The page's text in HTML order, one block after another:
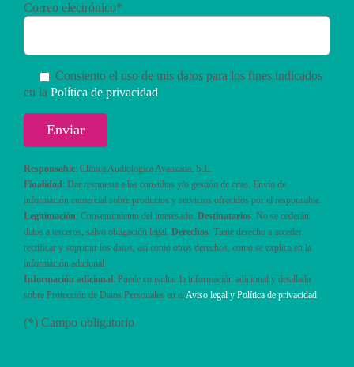
Correo electrónico*
Consiento el uso de mis datos para los fines indicados
en la Política de privacidad
Responsable: Clínica Audiologica Avanzada, S.L.
Finalidad : Dar respuesta a las consultas y/o gestión de citas. Envío de
información comercial sobre productos y servicios ofrecidos por el responsable.
Legitimación: Consentimiento del interesado. Destinatarios: No se cederán
datos a terceros, salvo obligación legal. Derechos: Tiene derecho a acceder,
rectificar y suprimir los datos, así como otros derechos, como se explica en la
información adicional
Información adicional : Puede consultar la información adicional y detallada
sobre Protección de Datos Personales en elAviso legal y Política de privacidad
(*) Campo obligatorio